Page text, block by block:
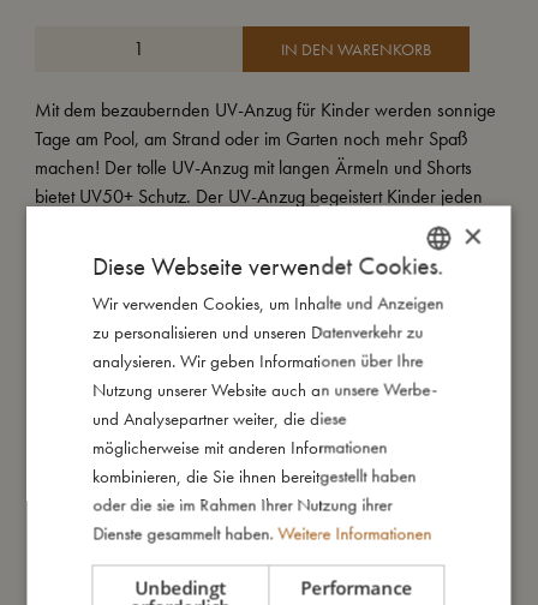
IN DEN WARENKORB
Mit dem bezaubernden UV-Anzug für Kinder werden sonnige
Tage am Pool, am Strand oder im Garten noch mehr Spaß
machen! Der tolle UV-Anzug mit langen Ärmeln und Shorts
bietet UV50+ Schutz. Der UV-Anzug begeistert Kinder jeden
Alters mit fantastischen, handgezeichneten Illustrationen.
Tauche ein in die magische Welt, die sich direkt unter der
Wasseroberfläche verbirgt. Hier zieht Christian der Wal ruhig
seine Bahnen – umgeben von seiner großen Meeresfamilie.
Sanfte Strömungen gleiten über den cremeweißen Hintergrund
und begleiten dein Kind auf eine sanfte Reise ins Träumeland.
Pflegehinweise:
- Spüle die Badebekleidung nach jedem Baden gründlich unter
laufendem Wasser aus, da die Farben sonst verblassen
- Vermeide es, die Kleidung auszuwringen oder zu quetschen,
da dies die Fasern beschädigen und den UV-Schutz verringern
DANISH
ENGLISH
GERMAN
×
Diese Webseite verwendet Cookies.
Wir verwenden Cookies, um Inhalte und Anzeigen
zu personalisieren und unseren Datenverkehr zu
analysieren. Wir geben Informationen über Ihre
Nutzung unserer Website auch an unsere Werbe-
und Analysepartner weiter, die diese
möglicherweise mit anderen Informationen
kombinieren, die Sie ihnen bereitgestellt haben
oder die sie im Rahmen Ihrer Nutzung ihrer
Dienste gesammelt haben. Weitere Informationen
Unbedingt
Performance